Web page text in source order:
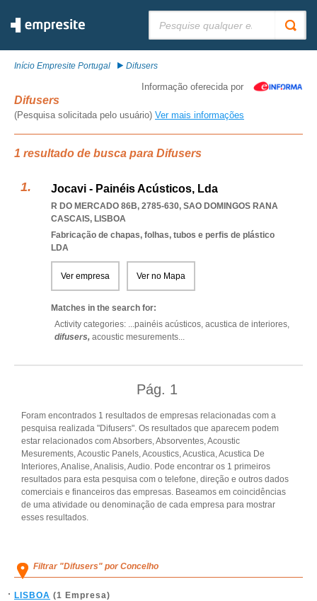
Início Empresite Portugal Difusers
Informação oferecida por
Difusers
(Pesquisa solicitada pelo usuário) Ver mais informações
1 resultado de busca para Difusers
Jocavi - Painéis Acústicos, Lda
R DO MERCADO 86B, 2785-630, SAO DOMINGOS RANA
CASCAIS, LISBOA
Fabricação de chapas, folhas, tubos e perfis de plástico
LDA
Ver empresa Ver no Mapa
Matches in the search for:
Activity categories: ...painéis acústicos, acustica de interiores,
difusers, acoustic mesurements...
Pág. 1
Foram encontrados 1 resultados de empresas relacionadas com a
pesquisa realizada "Difusers". Os resultados que aparecem podem
estar relacionados com Absorbers, Absorventes, Acoustic
Mesurements, Acoustic Panels, Acoustics, Acustica, Acustica De
Interiores, Analise, Analisis, Audio. Pode encontrar os 1 primeiros
resultados para esta pesquisa com o telefone, direção e outros dados
comerciais e financeiros das empresas. Baseamos em coincidências
de uma atividade ou denominação de cada empresa para mostrar
esses resultados.
Filtrar "Difusers" por Concelho
LISBOA (1 Empresa)